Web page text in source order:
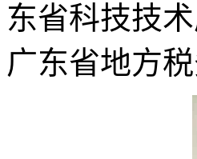
东省科技技
广东省地方